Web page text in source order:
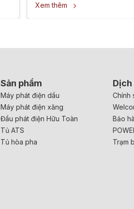
Xem thêm 
Sản phẩm
Máy phát điện dầu
Máy phát điện xăng
Đầu phát điện Hữu Toàn
Tủ ATS
Tủ hòa pha
Dịch
Chính
Bảo
Trạm